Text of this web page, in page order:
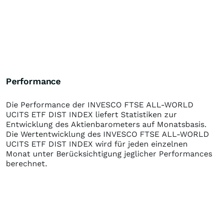
Performance
Die Performance der INVESCO FTSE ALL-WORLD
UCITS ETF DIST INDEX liefert Statistiken zur
Entwicklung des Aktienbarometers auf Monatsbasis.
Die Wertentwicklung des INVESCO FTSE ALL-WORLD
UCITS ETF DIST INDEX wird für jeden einzelnen
Monat unter Berücksichtigung jeglicher Performances
berechnet.